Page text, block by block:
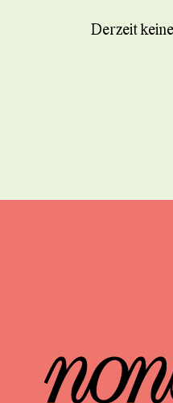
Derzeit